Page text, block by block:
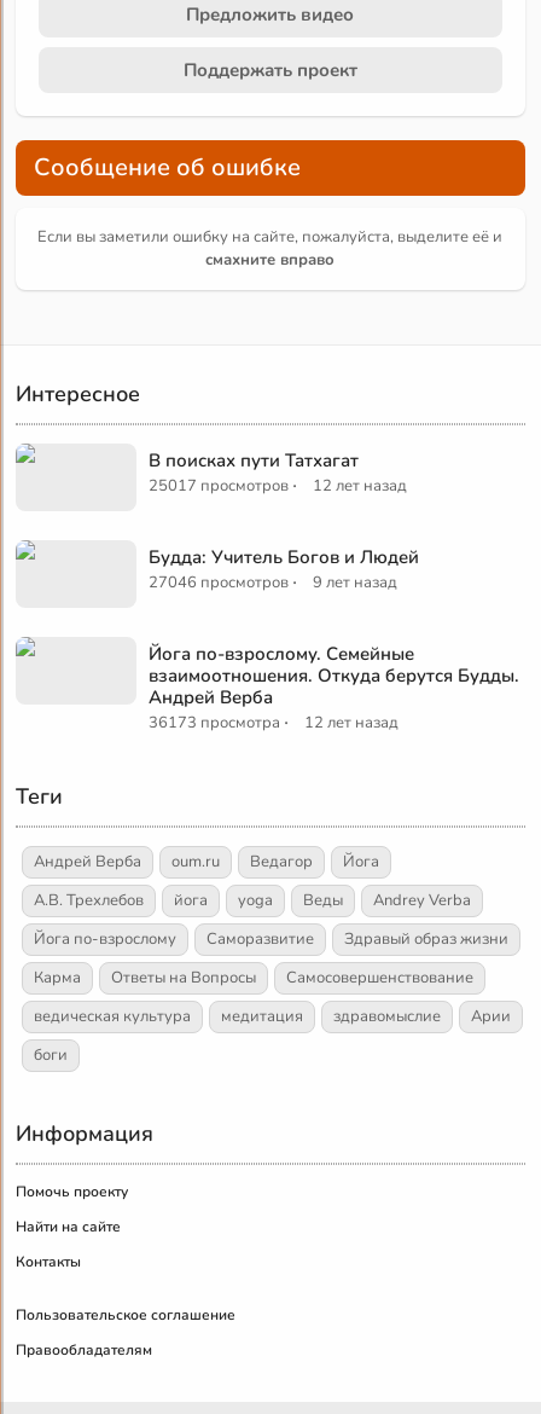
Предложить видео
Поддержать проект
Сообщение об ошибке
Если вы заметили ошибку на сайте, пожалуйста, выделите её и
смахните вправо
Интересное
В поисках пути Татхагат
25017 просмотров · 12 лет назад
Будда: Учитель Богов и Людей
27046 просмотров · 9 лет назад
Йога по-взрослому. Семейные
взаимоотношения. Откуда берутся Будды.
Андрей Верба
36173 просмотра · 12 лет назад
Теги
Андрей Верба oum.ru Ведагор
Йога
А.В. Трехлебов
йога yoga Веды
Andrey Verba
Йога по-взрослому
Саморазвитие
Здравый образ жизни
Карма
Ответы на Вопросы
Самосовершенствование
ведическая культура
медитация здравомыслие
Арии
боги
Информация
Помочь проекту
Найти на сайте
Контакты
Пользовательское соглашение
Правообладателям